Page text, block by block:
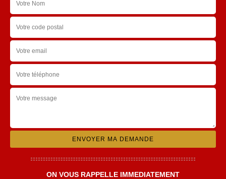
ON VOUS RAPPELLE IMMEDIATEMENT